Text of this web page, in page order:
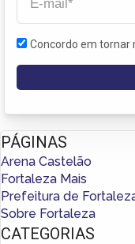
Concordo em tornar
PÁGINAS
Arena Castelão
Fortaleza Mais
Prefeitura de
Sobre Fortaleza
CATEGORIAS